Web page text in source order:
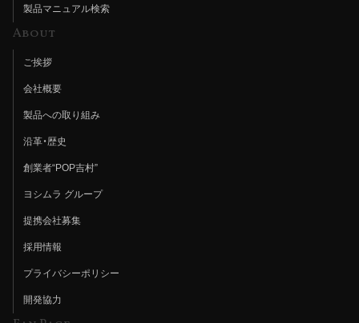
製品マニュアル検索
About
ご挨拶
会社概要
製品への取り組み
沿革・歴史
創業者“POP吉村”
ヨシムラ グループ
提携会社募集
採用情報
プライバシーポリシー
開発協力